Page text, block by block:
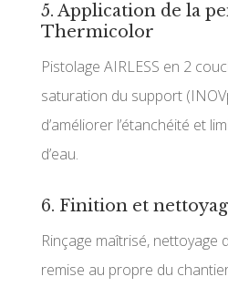
5. Application de la
Thermicolor
Pistolage AIRLESS en 2
saturation du support
d’améliorer l’étanchéité et
d’eau.
6. Finition et
Rinçage maîtrisé, nettoyage
remise au propre du